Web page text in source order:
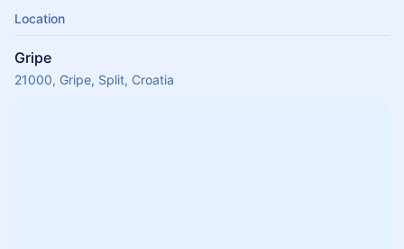
Location
Gripe
21000, Gripe, Split, Croatia